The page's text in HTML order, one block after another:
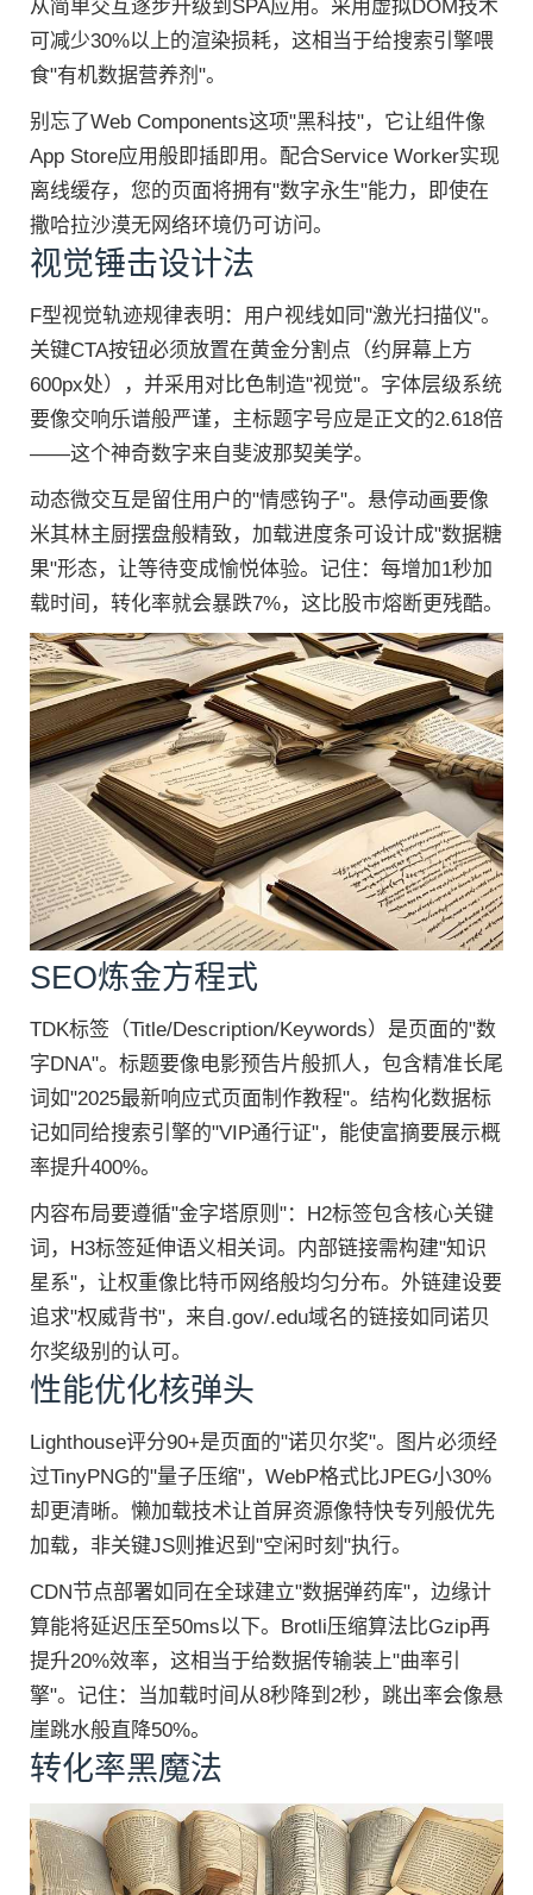
从简单交互逐步升级到SPA应用。采用虚拟DOM技术
可减少30%以上的渲染损耗，这相当于给搜索引擎喂
食"有机数据营养剂"。
别忘了Web Components这项"黑科技"，它让组件像
App Store应用般即插即用。配合Service Worker实现
离线缓存，您的页面将拥有"数字永生"能力，即使在
撒哈拉沙漠无网络环境仍可访问。
视觉锤击设计法
F型视觉轨迹规律表明：用户视线如同"激光扫描仪"。
关键CTA按钮必须放置在黄金分割点（约屏幕上方
600px处），并采用对比色制造"视觉"。字体层级系统
要像交响乐谱般严谨，主标题字号应是正文的2.618倍
——这个神奇数字来自斐波那契美学。
动态微交互是留住用户的"情感钩子"。悬停动画要像
米其林主厨摆盘般精致，加载进度条可设计成"数据糖
果"形态，让等待变成愉悦体验。记住：每增加1秒加
载时间，转化率就会暴跌7%，这比股市熔断更残酷。
SEO炼金方程式
TDK标签（Title/Description/Keywords）是页面的"数
字DNA"。标题要像电影预告片般抓人，包含精准长尾
词如"2025最新响应式页面制作教程"。结构化数据标
记如同给搜索引擎的"VIP通行证"，能使富摘要展示概
率提升400%。
内容布局要遵循"金字塔原则"：H2标签包含核心关键
词，H3标签延伸语义相关词。内部链接需构建"知识
星系"，让权重像比特币网络般均匀分布。外链建设要
追求"权威背书"，来自.gov/.edu域名的链接如同诺贝
尔奖级别的认可。
性能优化核弹头
Lighthouse评分90+是页面的"诺贝尔奖"。图片必须经
过TinyPNG的"量子压缩"，WebP格式比JPEG小30%
却更清晰。懒加载技术让首屏资源像特快专列般优先
加载，非关键JS则推迟到"空闲时刻"执行。
CDN节点部署如同在全球建立"数据弹药库"，边缘计
算能将延迟压至50ms以下。Brotli压缩算法比Gzip再
提升20%效率，这相当于给数据传输装上"曲率引
擎"。记住：当加载时间从8秒降到2秒，跳出率会像悬
崖跳水般直降50%。
转化率黑魔法